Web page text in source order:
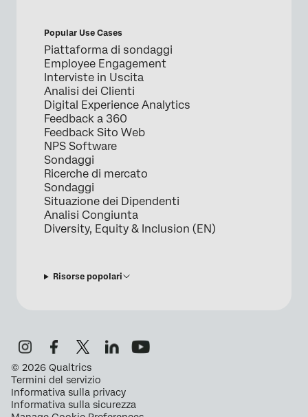
Popular Use Cases
Piattaforma di sondaggi
Employee Engagement
Interviste in Uscita
Analisi dei Clienti
Digital Experience Analytics
Feedback a 360
Feedback Sito Web
NPS Software
Sondaggi
Ricerche di mercato
Sondaggi
Situazione dei Dipendenti
Analisi Congiunta
Diversity, Equity & Inclusion (EN)
Risorse popolari
© 2026 Qualtrics
Termini del servizio
Informativa sulla privacy
Informativa sulla sicurezza